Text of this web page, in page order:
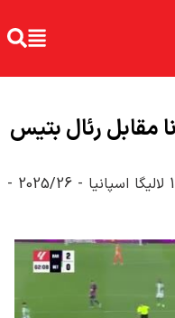
مقابل رئال بتیس
خلاصه بازی بارسلونا 3 - رئال بتیس 1 لالیگا اسپانیا - 2025/26 -